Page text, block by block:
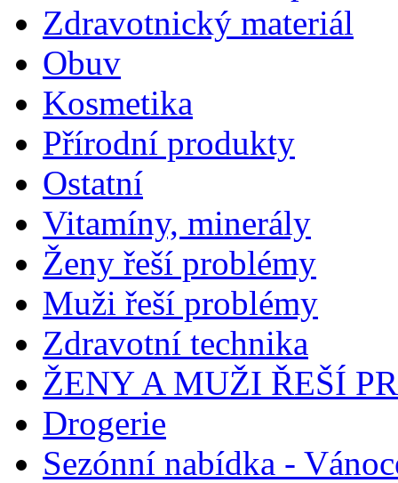
Zdravotnický materiál
Obuv
Kosmetika
Přírodní produkty
Ostatní
Vitamíny, minerály
Ženy řeší problémy
Muži řeší problémy
Zdravotní technika
ŽENY A MUŽI ŘEŠÍ
Drogerie
Sezónní nabídka -